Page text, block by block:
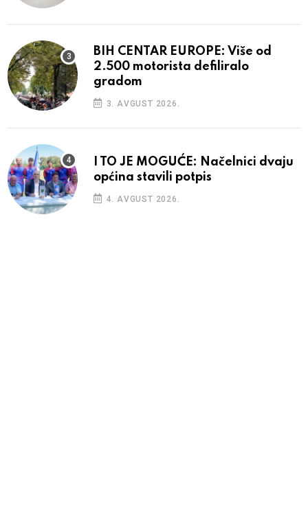
BIH CENTAR EUROPE: Više od
2.500 motorista defiliralo
gradom
3. AVGUST 2026.
I TO JE MOGUĆE: Načelnici dvaju
općina stavili potpis
4. AVGUST 2026.